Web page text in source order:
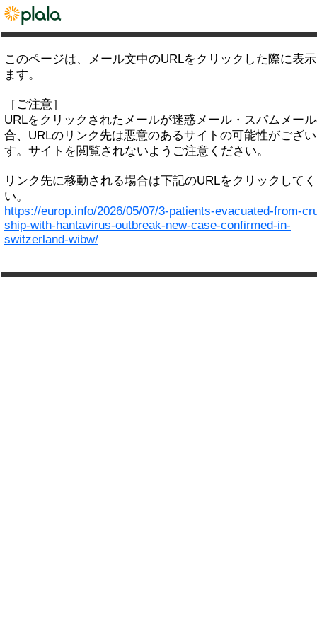
このページは、メール文中のURLをクリックした際に表
ます。
［ご注意］
URLをクリックされたメールが迷惑メール・スパムメー
合、URLのリンク先は悪意のあるサイトの可能性がござ
す。サイトを閲覧されないようご注意ください。
リンク先に移動される場合は下記のURLをクリックして
い。
https://europ.info/2026/05/07/3-patients-evacuated-from-
ship-with-hantavirus-outbreak-new-case-confirmed-in-
switzerland-wibw/